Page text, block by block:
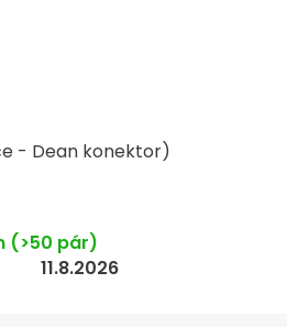
- Dean konektor)
(>50 pár)
11.8.2026